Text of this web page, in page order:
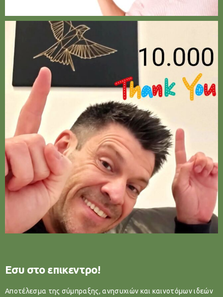
Εσυ στο επικεντρο!
Αποτέλεσμα της σύμπραξης, ανησυχιών και καινοτόμων ιδεών